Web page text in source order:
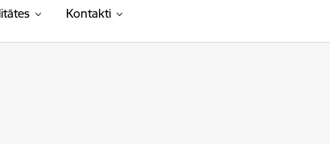
Kontakti